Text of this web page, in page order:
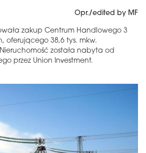
Opr./edited by MF
zakup Centrum Handlowego 3
oferującego 38,6 tys. mkw.
została nabyta od
przez Union Investment.